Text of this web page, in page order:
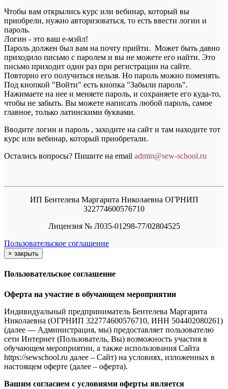
Чтобы вам открылись курс или вебинар, который вы
приобрели, нужно авторизоваться, то есть ввести логин и
пароль.
Логин - это ваш е-мэйл!
Пароль должен был вам на почту прийти. Может быть давно
приходило письмо с паролем и вы не можете его найти. Это
письмо приходит один раз при регистрации на сайте.
Повторно его получиться нельзя. Но пароль можно поменять.
Под кнопкой "Войти" есть кнопка "Забыли пароль".
Нажимаете на нее и меняете пароль, и сохраняете его куда-то,
чтобы не забыть. Вы можете написать любой пароль, самое
главное, только латинскими буквами.
Вводите логин и пароль , заходите на сайт и там находите тот
курс или вебинар, который приобретали.
Остались вопросы? Пишите на email admin@sew-school.ru
ИП Бентелева Маргарита Николаевна ОГРНИП
322774600576710
Лицензия № Л035-01298-77/02804525
Пользовательское соглашение
× закрыть
Пользовательское соглашение
Оферта на участие в обучающем мероприятии
Индивидуальный предприниматель Бентелева Маргарита
Николаевна (ОГРНИП 322774600576710, ИНН 504402080261)
(далее — Администрация, мы) предоставляет пользователю
сети Интернет (Пользователь, Вы) возможность участия в
обучающем мероприятии, а также использования Сайта
https://sewschool.ru далее – Сайт) на условиях, изложенных в
настоящем оферте (далее – оферта).
Вашим согласием с условиями оферты является